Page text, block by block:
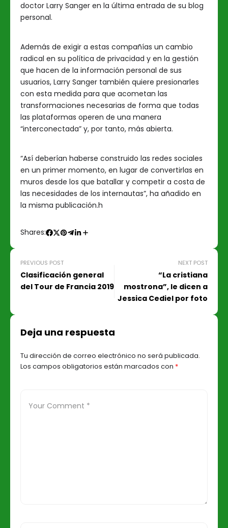
doctor Larry Sanger en la última entrada de su blog
personal.
Además de exigir a estas compañías un cambio
radical en su política de privacidad y en la gestión
que hacen de la información personal de sus
usuarios, Larry Sanger también quiere presionarles
con esta medida para que acometan las
transformaciones necesarias de forma que todas
las plataformas operen de una manera
“interconectada” y, por tanto, más abierta.
“Así deberían haberse construido las redes sociales
en un primer momento, en lugar de convertirlas en
muros desde los que batallar y competir a costa de
las necesidades de los internautas”, ha añadido en
la misma publicación.h
Shares:
PREVIOUS POST
Clasificación general
del Tour de Francia 2019
NEXT POST
“La cristiana
mostrona”, le dicen a
Jessica Cediel por foto
Deja una respuesta
Tu dirección de correo electrónico no será publicada.
Los campos obligatorios están marcados con *